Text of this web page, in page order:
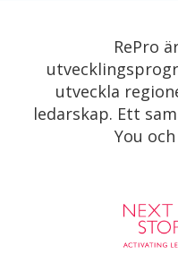
RePro
utveckla
ledarskap. Ett
You